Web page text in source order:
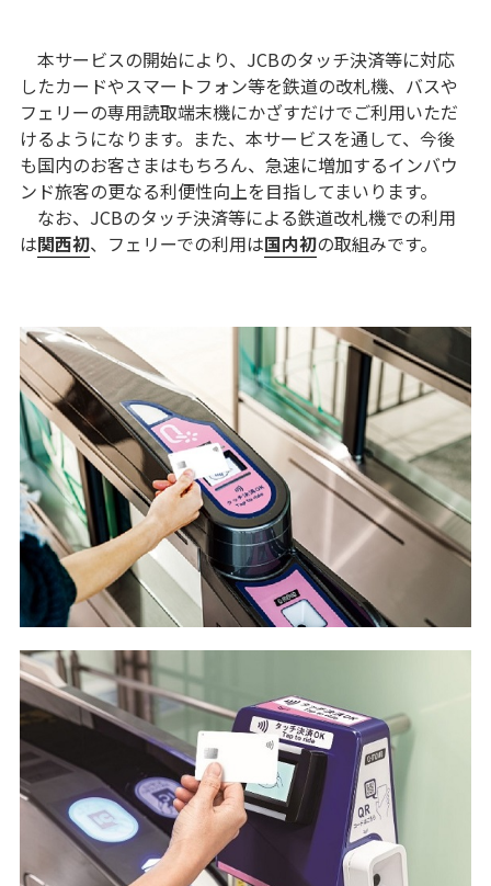
本サービスの開始により、JCBのタッチ決済等に対応
したカードやスマートフォン等を鉄道の改札機、バスや
フェリーの専用読取端末機にかざすだけでご利用いただ
けるようになります。また、本サービスを通して、今後
も国内のお客さまはもちろん、急速に増加するインバウ
ンド旅客の更なる利便性向上を目指してまいります。
なお、JCBのタッチ決済等による鉄道改札機での利用
は関西初、フェリーでの利用は国内初の取組みです。